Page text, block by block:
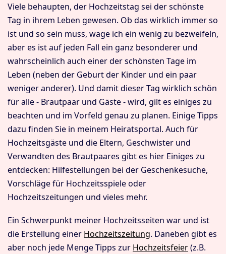
Viele behaupten, der Hochzeitstag sei der schönste
Tag in ihrem Leben gewesen. Ob das wirklich immer so
ist und so sein muss, wage ich ein wenig zu bezweifeln,
aber es ist auf jeden Fall ein ganz besonderer und
wahrscheinlich auch einer der schönsten Tage im
Leben (neben der Geburt der Kinder und ein paar
weniger anderer). Und damit dieser Tag wirklich schön
für alle - Brautpaar und Gäste - wird, gilt es einiges zu
beachten und im Vorfeld genau zu planen. Einige Tipps
dazu finden Sie in meinem Heiratsportal. Auch für
Hochzeitsgäste und die Eltern, Geschwister und
Verwandten des Brautpaares gibt es hier Einiges zu
entdecken: Hilfestellungen bei der Geschenkesuche,
Vorschläge für Hochzeitsspiele oder
Hochzeitszeitungen und vieles mehr.
Ein Schwerpunkt meiner Hochzeitsseiten war und ist
die Erstellung einer Hochzeitszeitung. Daneben gibt es
aber noch jede Menge Tipps zur Hochzeitsfeier(z.B.